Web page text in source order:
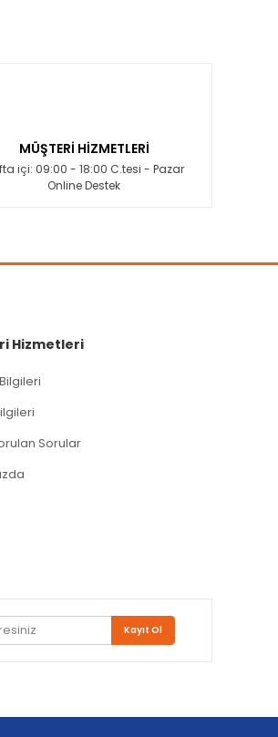
MÜŞTERİ HİZMETLERİ
içi: 09:00 - 18:00 C.tesi - Pazar
Online Destek
Hizmetleri
Sorular
Kayıt Ol